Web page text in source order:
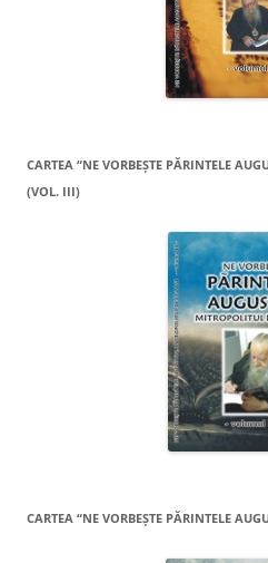
CARTEA “NE VORBEŞTE PĂRINTELE
(VOL. III)
CARTEA “NE VORBEŞTE PĂRINTELE